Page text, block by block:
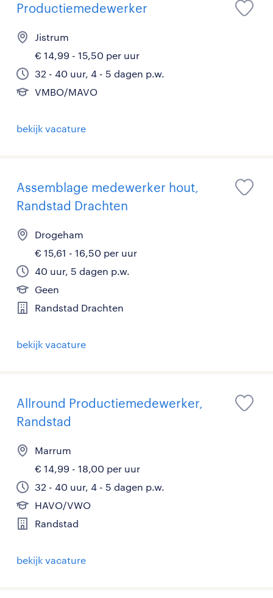
Productiemedewerker
Jistrum
€ 14,99 - 15,50 per uur
32 - 40 uur, 4 - 5 dagen p.w.
VMBO/MAVO
bekijk vacature
Assemblage medewerker hout,
Randstad Drachten
Drogeham
€ 15,61 - 16,50 per uur
40 uur, 5 dagen p.w.
Geen
Randstad Drachten
bekijk vacature
Allround Productiemedewerker,
Randstad
Marrum
€ 14,99 - 18,00 per uur
32 - 40 uur, 4 - 5 dagen p.w.
HAVO/VWO
Randstad
bekijk vacature